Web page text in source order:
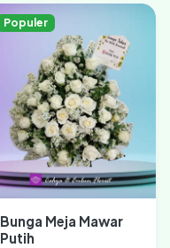
Populer
Bunga Meja Mawar
Putih